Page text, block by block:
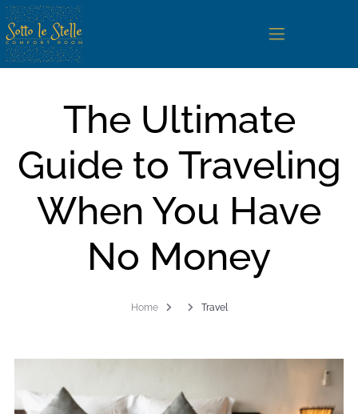
Home
Camere
San Vito Lo Capo
Servizi e Regolamento
The Ultimate
Guide to Traveling
When You Have
No Money
Home Travel